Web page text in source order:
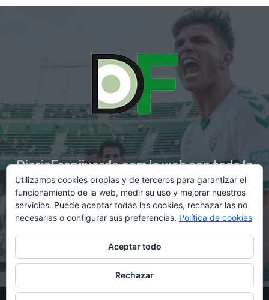
DiarioFranjiverde.com la web con toda la
información del Elche C.F.
Contacto en:diario@franjiverde.com
© Copyright 2021 - Gestión y diseño por Rubén Maestre
Utilizamos cookies propias y de terceros para garantizar el
funcionamiento de la web, medir su uso y mejorar nuestros
servicios. Puede aceptar todas las cookies, rechazar las no
necesarias o configurar sus preferencias. Política de cookies
Aceptar todo
Rechazar